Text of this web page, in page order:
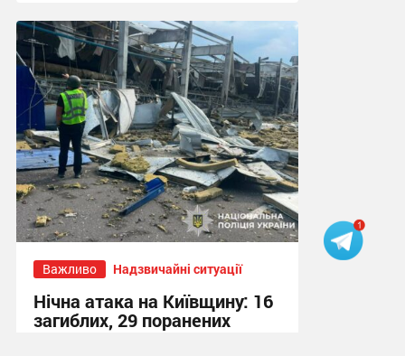
14:21 вчора
Важливо Надзвичайні ситуації
Нічна атака на Київщину: 16
загиблих, 29 поранених